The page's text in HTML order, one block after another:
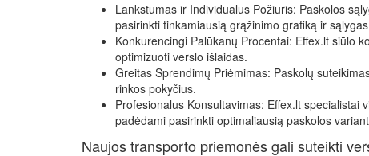
Lankstumas ir Individualus Požiūris: Paskolos
pasirinkti tinkamiausią grąžinimo grafiką ir
Konkurencingi Palūkanų Procentai: Effex.lt siūlo
optimizuoti verslo išlaidas.
Greitas Sprendimų Priėmimas: Paskolų
rinkos pokyčius.
Profesionalus Konsultavimas: Effex.lt
padėdami pasirinkti optimaliausią paskolos
Naujos transporto priemonės gali suteikti